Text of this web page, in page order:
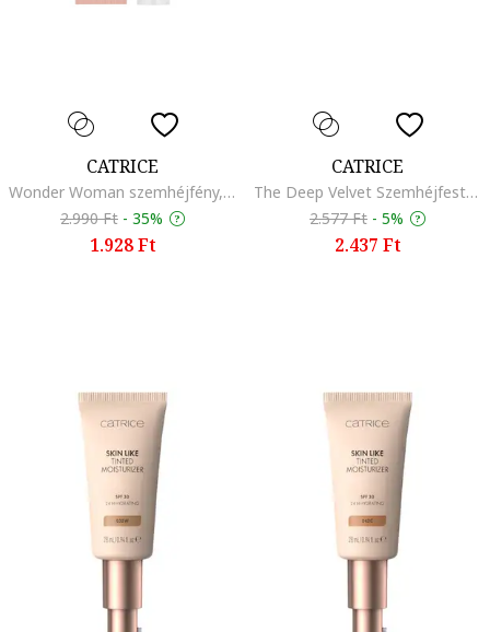
CATRICE
Wonder Woman szemhéjfény, 12 ml
2.990 Ft - 35%
1.928 Ft
CATRICE
The Deep Velvet Szemhéjfesték paletta, 9 g
2.577 Ft - 5%
2.437 Ft